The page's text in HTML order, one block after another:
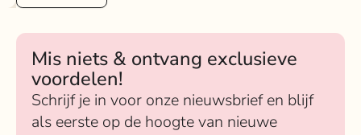
Mis niets & ontvang exclusieve
voordelen!
Schrijf je in voor onze nieuwsbrief en blijf
als eerste op de hoogte van nieuwe